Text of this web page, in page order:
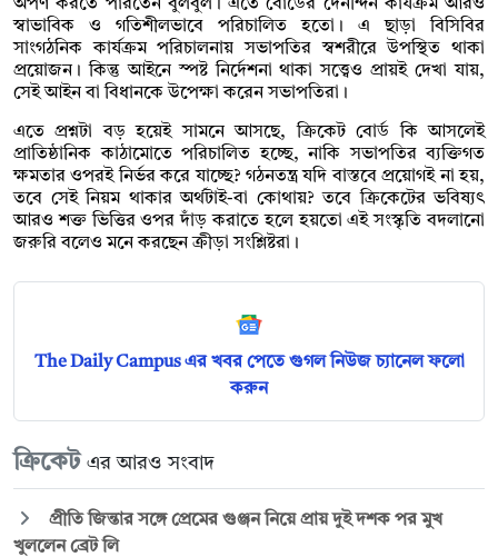
অর্পণ করতে পারতেন বুলবুল। এতে বোর্ডের দৈনন্দিন কার্যক্রম আরও
স্বাভাবিক ও গতিশীলভাবে পরিচালিত হতো। এ ছাড়া বিসিবির
সাংগঠনিক কার্যক্রম পরিচালনায় সভাপতির স্বশরীরে উপস্থিত থাকা
প্রয়োজন। কিন্তু আইনে স্পষ্ট নির্দেশনা থাকা সত্ত্বেও প্রায়ই দেখা যায়,
সেই আইন বা বিধানকে উপেক্ষা করেন সভাপতিরা।
এতে প্রশ্নটা বড় হয়েই সামনে আসছে, ক্রিকেট বোর্ড কি আসলেই
প্রাতিষ্ঠানিক কাঠামোতে পরিচালিত হচ্ছে, নাকি সভাপতির ব্যক্তিগত
ক্ষমতার ওপরই নির্ভর করে যাচ্ছে? গঠনতন্ত্র যদি বাস্তবে প্রয়োগই না হয়,
তবে সেই নিয়ম থাকার অর্থটাই-বা কোথায়? তবে ক্রিকেটের ভবিষ্যৎ
আরও শক্ত ভিত্তির ওপর দাঁড় করাতে হলে হয়তো এই সংস্কৃতি বদলানো
জরুরি বলেও মনে করছেন ক্রীড়া সংশ্লিষ্টরা।
The Daily Campus এর খবর পেতে গুগল নিউজ চ্যানেল ফলো
করুন
ক্রিকেট এর আরও সংবাদ
প্রীতি জিন্তার সঙ্গে প্রেমের গুঞ্জন নিয়ে প্রায় দুই দশক পর মুখ
খুললেন ব্রেট লি